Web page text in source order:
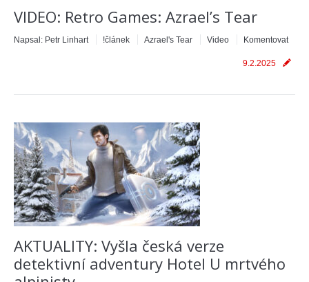
VIDEO: Retro Games: Azrael’s Tear
Napsal: Petr Linhart !článek Azrael's Tear Video Komentovat
9.2.2025
AKTUALITY: Vyšla česká verze
detektivní adventury Hotel U mrtvého